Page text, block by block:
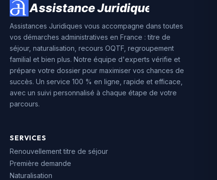
Assistances Juridiques vous accompagne dans toutes
vos démarches administratives en France : titre de
séjour, naturalisation, recours OQTF, regroupement
familial et bien plus. Notre équipe d'experts vérifie et
prépare votre dossier pour maximiser vos chances de
succès. Un service 100 % en ligne, rapide et efficace,
avec un suivi personnalisé à chaque étape de votre
parcours.
SERVICES
Renouvellement titre de séjour
Première demande
Naturalisation